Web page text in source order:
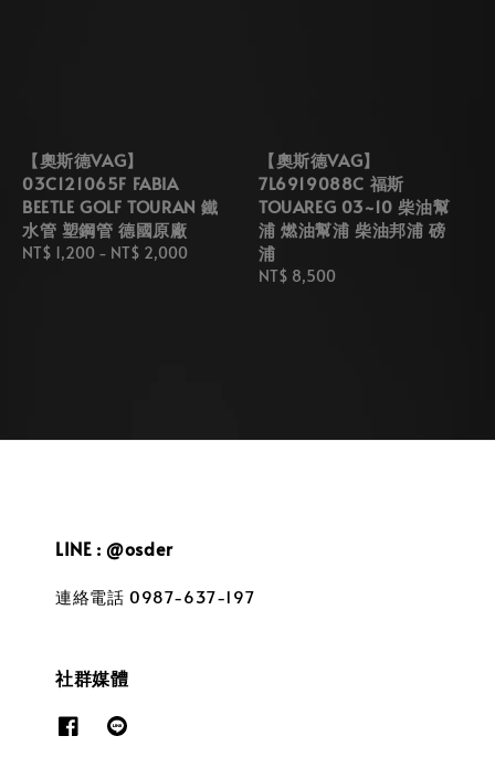
【奧斯德VAG】
03C121065F FABIA
BEETLE GOLF TOURAN 鐵
水管 塑鋼管 德國原廠
Regular
NT$ 1,200 - NT$ 2,000
【奧斯德VAG】
7L6919088C 福斯
TOUAREG 03~10 柴油幫
浦 燃油幫浦 柴油邦浦 磅
浦
Regular
NT$ 8,500
LINE : @osder
連絡電話 0987-637-197
社群媒體